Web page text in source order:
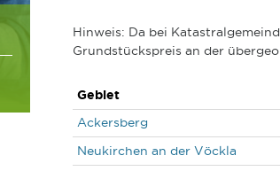
Hinweis: Da bei
Grundstückspreis an der
Gebiet
Ackersberg
Neukirchen an der Vöckla